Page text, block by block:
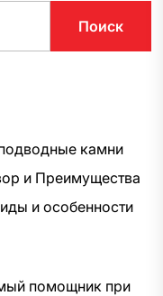
Поиск
камни
и Преимущества
и особенности
помощник при